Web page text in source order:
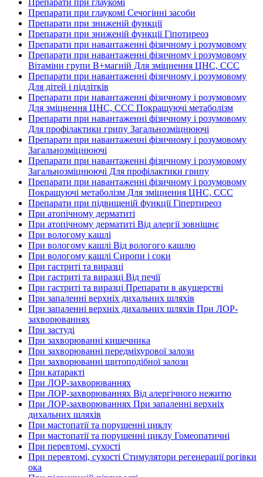
Препарати при глаукомі Сечогінні засоби
Препарати при зниженій функції
Препарати при зниженій функції Гіпотиреоз
Препарати при навантаженні фізичному і розумовому
Препарати при навантаженні фізичному і розумовому
Вітаміни групи В+магній Для зміцнення ЦНС, ССС
Препарати при навантаженні фізичному і розумовому
Для дітей і підлітків
Препарати при навантаженні фізичному і розумовому
Для зміцнення ЦНС, ССС Покращуючі метаболізм
Препарати при навантаженні фізичному і розумовому
Для профілактики грипу Загальнозміцнюючі
Препарати при навантаженні фізичному і розумовому
Загальнозміцнюючі
Препарати при навантаженні фізичному і розумовому
Загальнозміцнюючі Для профілактики грипу
Препарати при навантаженні фізичному і розумовому
Покращуючі метаболізм Для зміцнення ЦНС, ССС
Препарати при підвищеній функції Гіпертиреоз
При атопічному дерматиті
При атопічному дерматиті Від алергії зовнішнє
При вологому кашлі
При вологому кашлі Від вологого кашлю
При вологому кашлі Сиропи і соки
При гастриті та виразці
При гастриті та виразці Від печії
При гастриті та виразці Препарати в акушерстві
При запаленні верхніх дихальних шляхів
При запаленні верхніх дихальних шляхів При ЛОР-
захворюваннях
При застуді
При захворюванні кишечника
При захворюванні передміхурової залози
При захворюванні щитоподібної залози
При катаракті
При ЛОР-захворюваннях
При ЛОР-захворюваннях Від алергічного нежитю
При ЛОР-захворюваннях При запаленні верхніх
дихальних шляхів
При мастопатії та порушенні циклу
При мастопатії та порушенні циклу Гомеопатичні
При перевтомі, сухості
При перевтомі, сухості Стимулятори регенерації рогівки
ока